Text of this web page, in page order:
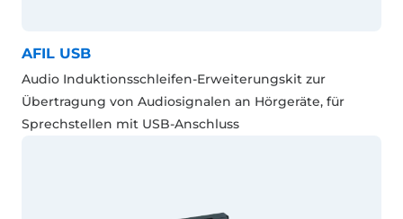
AFIL USB
Audio Induktionsschleifen-Erweiterungskit zur
Übertragung von Audiosignalen an Hörgeräte, für
Sprechstellen mit USB-Anschluss